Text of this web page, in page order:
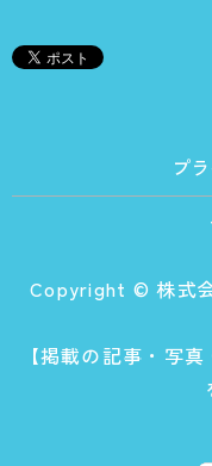
プ
Copyright © 株式
【掲載の記事・写